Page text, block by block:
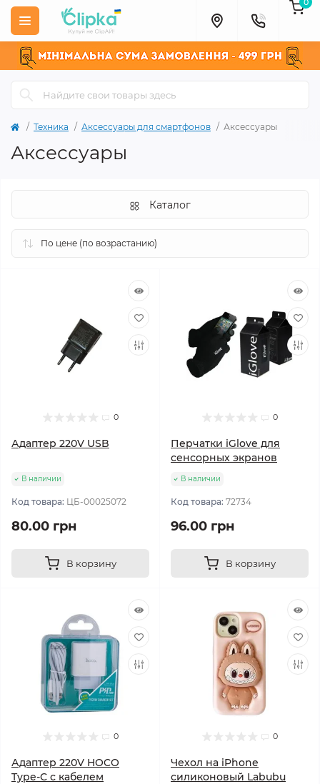
Техника Аксессуары для смартфонов Аксессуары
Аксессуары
Каталог
0
Адаптер 220V USB
В наличии
Код товара: ЦБ-00025072
80.00 грн
В корзину
0
Перчатки iGlove для
сенсорных экранов
В наличии
Код товара: 72734
96.00 грн
В корзину
0
Адаптер 220V HOCO
Type-C с кабелем
0
Чехол на iPhone
силиконовый Labubu